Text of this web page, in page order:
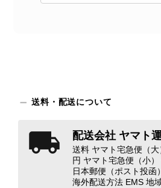
ットにカビがびっしりと生えていまし
きはたまたまだと思っていましたが、
で購入することはないですが、同じよ
ないよう、商品の状態をより正確に記
て写真や説明で分かるよう改善してい
送料・配送について
配送会社 ヤマト
送料 ヤマト宅急便（
円 ヤマト宅急便（小
日本郵便（ポスト投函
海外配送方法 EMS 地